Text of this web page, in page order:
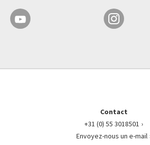
Contact
+31 (0) 55 3018501
Envoyez-nous un e-mail